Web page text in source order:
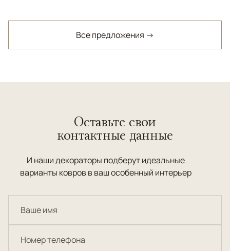
Все предложения →
Оставьте свои
контактные данные
И наши декораторы подберут идеальные
варианты ковров в ваш особенный интерьер